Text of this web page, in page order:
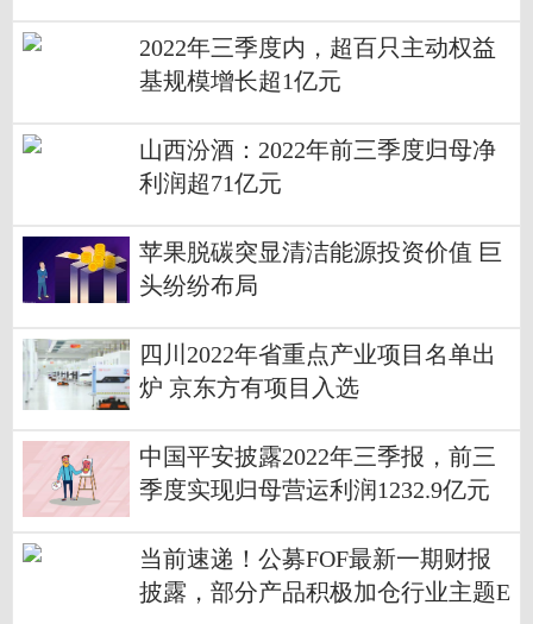
2022年三季度内，超百只主动权益
基规模增长超1亿元
山西汾酒：2022年前三季度归母净
利润超71亿元
苹果脱碳突显清洁能源投资价值 巨
头纷纷布局
四川2022年省重点产业项目名单出
炉 京东方有项目入选
中国平安披露2022年三季报，前三
季度实现归母营运利润1232.9亿元
当前速递！公募FOF最新一期财报
披露，部分产品积极加仓行业主题E